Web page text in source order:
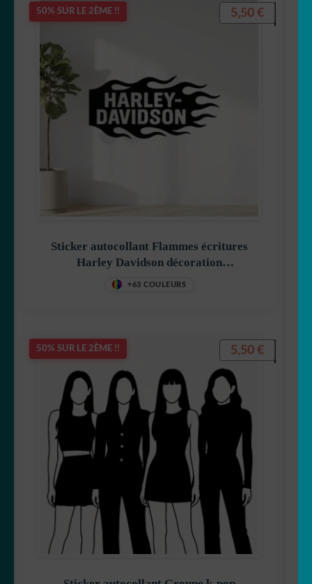
50% SUR LE 2ÈME !!
Sticker autocollant Flammes écritures
Harley Davidson décoration
decostickerstore – SH58RK
+63 COULEURS
5,50 €
50% SUR LE 2ÈME !! 5,50 €